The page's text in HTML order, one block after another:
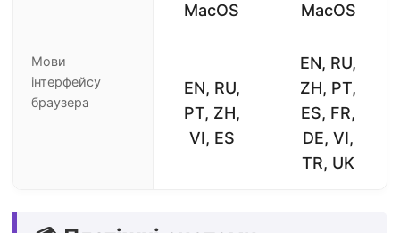
MacOS
MacOS
Мови
інтерфейсу
браузера
EN, RU,
PT, ZH,
VI, ES
EN, RU,
ZH, PT,
ES, FR,
DE, VI,
TR, UK